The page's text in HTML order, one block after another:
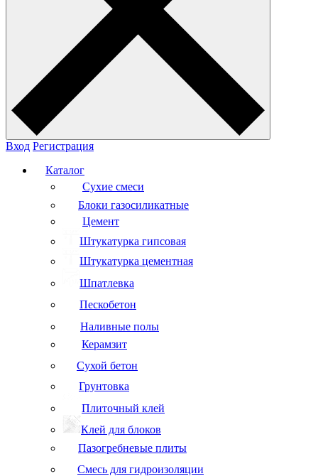
Вход Регистрация
Каталог
Сухие смеси
Блоки газосиликатные
Цемент
Штукатурка гипсовая
Штукатурка цементная
Шпатлевка
Пескобетон
Наливные полы
Керамзит
Сухой бетон
Грунтовка
Плиточный клей
Клей для блоков
Пазогребневые плиты
Смесь для гидроизоляции